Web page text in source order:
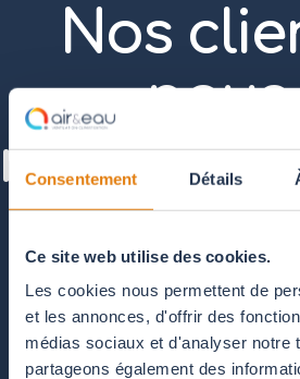
Consentement Détails
Ce site web utilise des cookies.
Les cookies nous permettent de
et les annonces, d'offrir des
médias sociaux et d'analyser notre
partageons également des
Nos
nous
Depuis 2006c'est plus de
particuliers ou
qu'Air & Eaua
réalisation de leurs